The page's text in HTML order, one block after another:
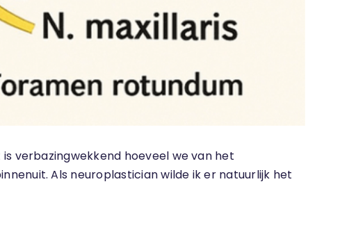
verbazingwekkend hoeveel we van het
Als neuroplastician wilde ik er natuurlijk het